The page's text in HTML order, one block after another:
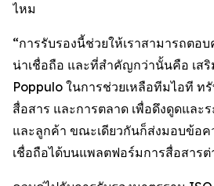
ไหม
“การรับรองนี้ช่วยให้เราสามารถตอ
น่าเชื่อถือ และที่สำคัญกว่านั้นคือ เส
Poppulo ในการช่วยเหลือทีมไอที ท
สื่อสาร และการตลาด เพื่อดึงดูดและ
และลูกค้า ขณะเดียวกันก็ส่งมอบข้อ
เชื่อถือได้บนแพลตฟอร์มการสื่อสารต่